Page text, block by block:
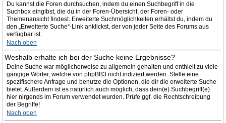
Du kannst die Foren durchsuchen, indem du einen Suchbegriff in die
Suchbox eingibst, die du in der Foren-Übersicht, der Foren- oder
Themenansicht findest. Erweiterte Suchmöglichkeiten erhältst du, indem du
den „Erweiterte Suche“-Link anklickst, der von jeder Seite des Forums aus
verfügbar ist.
Nach oben
Weshalb erhalte ich bei der Suche keine Ergebnisse?
Deine Suche war möglicherweise zu allgemein gehalten und enthielt zu viele
gängige Wörter, welche von phpBB3 nicht indiziert werden. Stelle eine
spezifischere Anfrage und benutze die Optionen, die dir die erweiterte Suche
bietet. Außerdem ist es natürlich auch möglich, dass dein(e) Suchbegriff(e)
hier nirgends im Forum verwendet wurden. Prüfe ggf. die Rechtschreibung
der Begriffe!
Nach oben